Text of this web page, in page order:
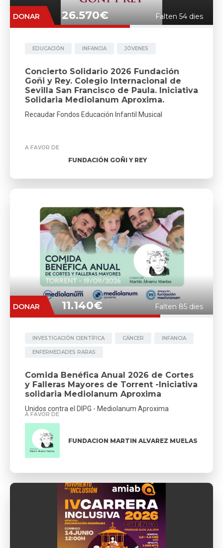
DONAR 26.570€ Falten 54 dies
EDUCACIÓN INFANCIA JÓVENES
Concierto Solidario 2026 Fundación
Goñi y Rey. Colegio Internacional de
Sevilla San Francisco de Paula. Iniciativa
Solidaria Mediolanum Aproxima.
Recaudar Fondos Educación Infantil Musical
A FAVOR DE
FUNDACIÓN GOÑI Y REY
DONAR 11.140€ Falten 85 dies
INVESTIGACIÓN CIENTÍFICA CÁNCER INFANCIA
ENFERMEDADES RARAS
Comida Benéfica Anual 2026 de Cortes
y Falleras Mayores de Torrent -Iniciativa
solidaria Mediolanum Aproxima
Unidos contra el DIPG - Mediolanum Aproxima
A FAVOR DE
FUNDACION MARTIN ALVAREZ MUELAS